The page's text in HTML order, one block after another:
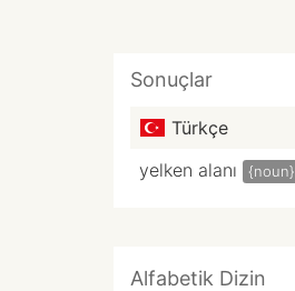
Sonuçlar
Türkçe
yelken alanı
{noun}
Alfabetik Dizin